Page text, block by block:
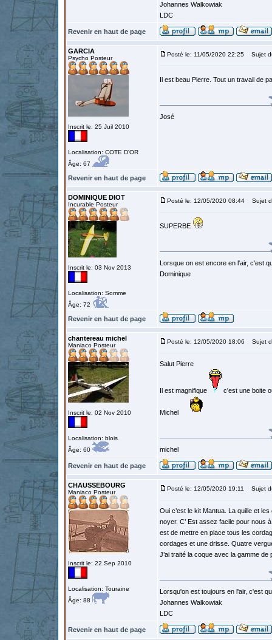
Johannes Walkowiak
LDC
Revenir en haut de page
GARCIA
Psycho Posteur
Inscrit le: 25 Juil 2010
Localisation: COTE D'OR
Âge: 67
Posté le: 11/05/2020 22:25 Sujet
Il est beau Pierre. Tout un travail de
José
Revenir en haut de page
DOMINIQUE DIOT
Incurable Posteur
Inscrit le: 03 Nov 2013
Localisation: Somme
Âge: 72
Posté le: 12/05/2020 08:44 Sujet
SUPERBE
Lorsque on est encore en l'air, c'est
Dominique
Revenir en haut de page
chantereau michel
Maniaco Posteur
Inscrit le: 02 Nov 2010
Localisation: blois
Âge: 60
Posté le: 12/05/2020 18:06 Sujet
Salut Pierre
Il est magnifique c'est une boite
Michel
michel
Revenir en haut de page
CHAUSSEBOURG
Maniaco Posteur
Inscrit le: 22 Sep 2010
Localisation: Touraine
Âge: 88
Posté le: 12/05/2020 19:11 Sujet
Oui c’est le kit Mantua. La quille et
noyer. C’ Est assez facile pour nous
est de mettre en place tous les
cordages et une drisse. Quatre
J’ai traité la coque avec la gamme
Lorsqu'on est toujours en l'air, c'est
Johannes Walkowiak
LDC
Revenir en haut de page